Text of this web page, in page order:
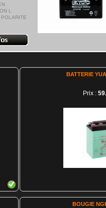
LIVREE AVEC ACIDE - DIMENSION L
105MM - 12V 8AH - CCA 120 - POLARITE +/-
BATTERIE
Prix :
BOUGIE